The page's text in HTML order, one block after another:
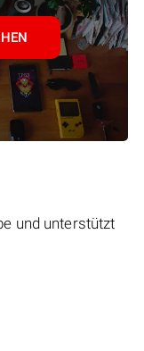
und unterstützt